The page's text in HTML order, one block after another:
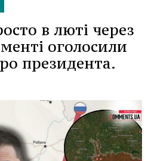
в люті через
оголосили
президента.